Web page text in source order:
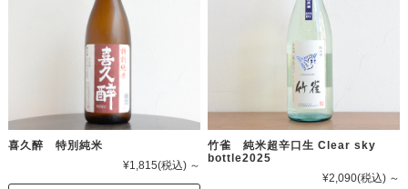
喜久醉 特別純米
¥1,815(税込) ～
竹雀 純米超辛口生 Clear sky
bottle2025
¥2,090(税込) ～